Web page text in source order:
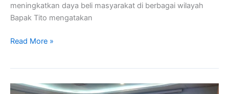
meningkatkan daya beli masyarakat di berbagai wilayah
Bapak Tito mengatakan
Read More »
Workshop